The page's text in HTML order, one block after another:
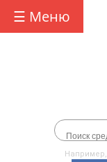
☰ Меню
Например,